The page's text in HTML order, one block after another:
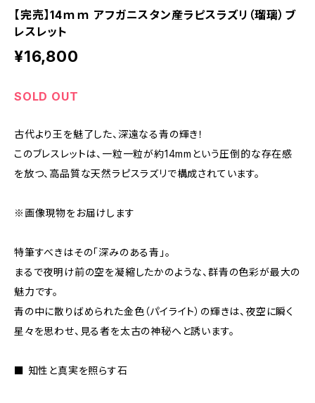
【完売】14ｍｍ アフガニスタン産ラピスラズリ（瑠璃）ブ
レスレット
¥16,800
SOLD OUT
古代より王を魅了した、深遠なる青の輝き！
このブレスレットは、一粒一粒が約14mmという圧倒的な存在感
を放つ、高品質な天然ラピスラズリで構成されています。
※画像現物をお届けします
特筆すべきはその「深みのある青」。
まるで夜明け前の空を凝縮したかのような、群青の色彩が最大の
魅力です。
青の中に散りばめられた金色（パイライト）の輝きは、夜空に瞬く
星々を思わせ、見る者を太古の神秘へと誘います。
■ 知性と真実を照らす石